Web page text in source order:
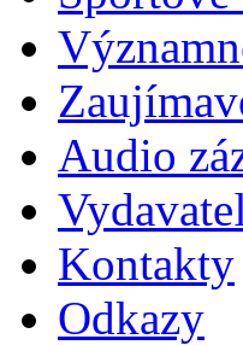
Audio
Kontakty
Odkazy